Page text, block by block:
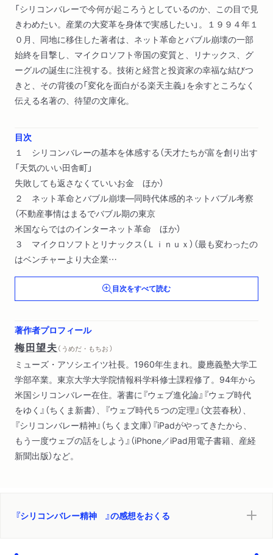
「シリコンバレーで今何が起ころうとしているのか、この目で見
きわめたい。産業の大変革を身体で実感したい」。１９９４年１
０月、同地に移住した著者は、ネット革命とバブル崩壊の一部
始終を目撃し、マイクロソフト帝国の変質と、リナックス、グ
ーグルの誕生に注視する。技術と経営と投資家の幸福な結びつ
きと、その背後の「変化を面白がる楽天主義」を余すところなく
伝える名著の、待望の文庫化。
目次
１ シリコンバレーの基本を体感する（天才たちが富を創り出す
「天気のいい田舎町」
失敗しても返さなくていいお金 ほか）
２ ネット革命とバブル崩壊―同時代体感的ネットバブル考察
（不動産事情はまるでバブル期の東京
米国ならではのインターネット革命 ほか）
３ マイクロソフトとリナックス（Ｌｉｎｕｘ）（最も変わったの
はベンチャーより大企業
「勝つこと」に執着するマイクロソフト ほか）
４ シリコンバレーは私をどう変えていったか（価値を生み出す
のは会社ではなくて個人
目次をすべて読む
著作者プロフィール
梅田望夫（ うめだ・もちお ）
ミューズ・アソシエイツ社長。1960年生まれ。慶應義塾大学工
学部卒業。東京大学大学院情報科学科修士課程修了。94年から
米国シリコンバレー在住。著書に『ウェブ進化論』『ウェブ時代
をゆく』（ちくま新書）、『ウェブ時代５つの定理』（文芸春秋）、
『シリコンバレー精神』（ちくま文庫）『iPadがやってきたから、
もう一度ウェブの話をしよう』（iPhone／iPad用電子書籍、産経
新聞出版）など。
『シリコンバレー精神 』の感想をおくる